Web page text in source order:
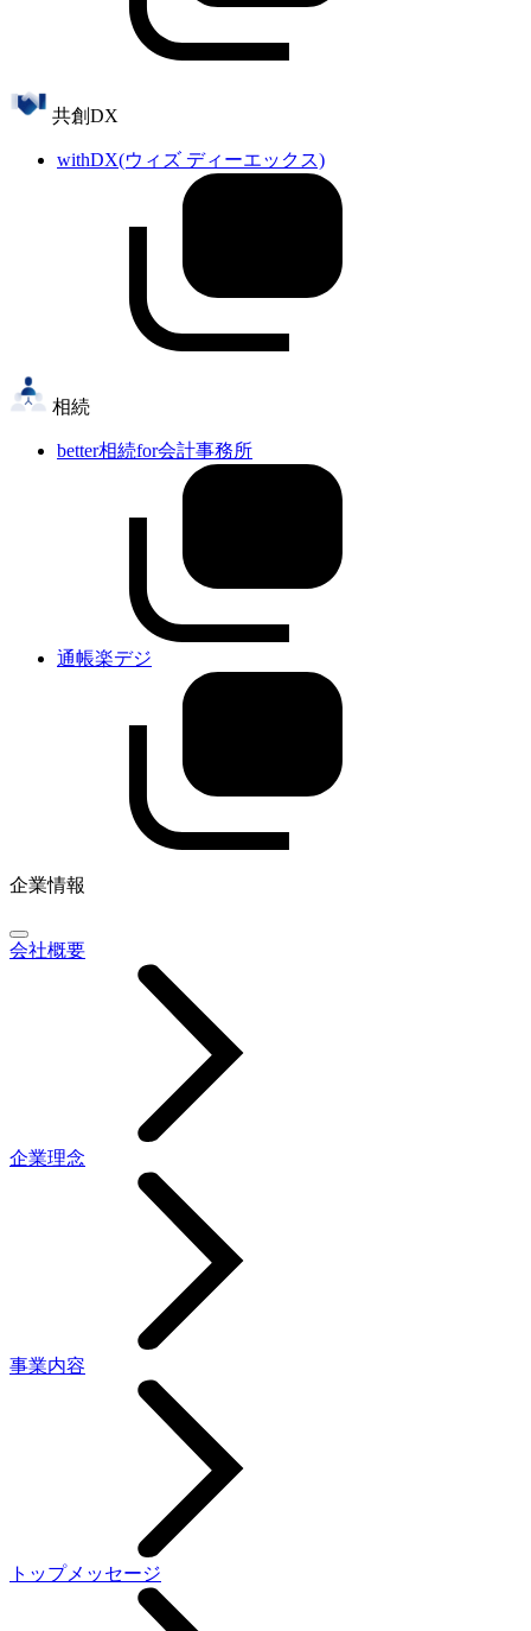
共創DX
withDX(ウィズ ディーエックス)
相続
better相続for会計事務所
通帳楽デジ
企業情報
会社概要
企業理念
事業内容
トップメッセージ